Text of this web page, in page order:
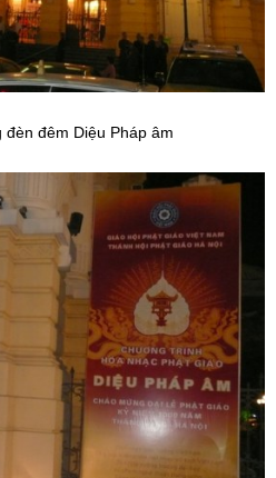
đèn đêm Diệu Pháp âm